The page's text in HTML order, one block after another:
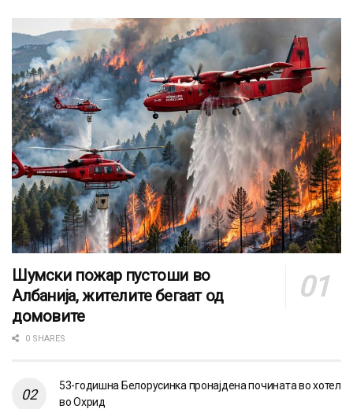
Шумски пожар пустоши во
Албанија, жителите бегаат од
домовите
0 SHARES
53-годишна Белорусинка пронајдена почината во хотел
во Охрид